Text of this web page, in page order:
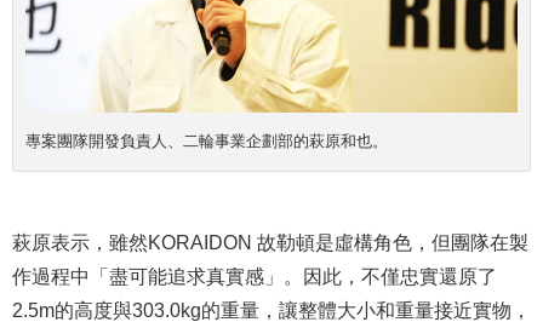
專案團隊開發負責人、二輪事業企劃部的萩原和也。
萩原表示，雖然KORAIDON 故勒頓是虛構角色，但團隊在製
作過程中「盡可能追求真實感」。因此，不僅忠實還原了
2.5m的高度與303.0kg的重量，讓整體大小和重量接近實物，